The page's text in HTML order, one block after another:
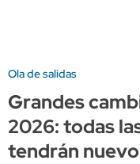
Ola de salidas
Grandes
2026: todas
tendrán